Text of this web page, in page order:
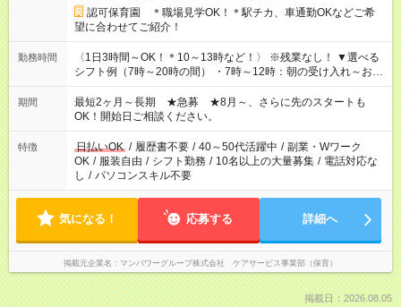
認可保育園 ＊職場見学OK！＊駅チカ、車通勤OKなどご希
望に合わせてご紹介！
勤務時間
〈1日3時間～OK！＊10～13時など！〉 ※残業なし！ ▼選べる
シフト例（7時～20時の間） ・7時～12時：朝の受け入れ～お昼
の準備 ・10時～13時：園児の見守り～お昼の補助 ・9時～16
時：帰りの会まで！子供の成長を見守る ・15時～20時：夜のお
迎えサポート
期間
最短2ヶ月～長期 ★急募 ★8月～、さらに先のスタートも
OK！開始日ご相談ください。
特徴 日払いOK / 履歴書不要 / 40～50代活躍中 / 副業・Wワーク
OK / 服装自由 / シフト勤務 / 10名以上の大量募集 / 電話対応な
し / パソコンスキル不要
気になる！ 応募する 詳細へ
掲載元企業名 マンパワーグループ株式会社 ケアサービス事業部（保育）
掲載日：2026.08.05